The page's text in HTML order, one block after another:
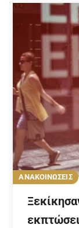
ΑΝΑΚΟΙΝΩΣΕΙΣ